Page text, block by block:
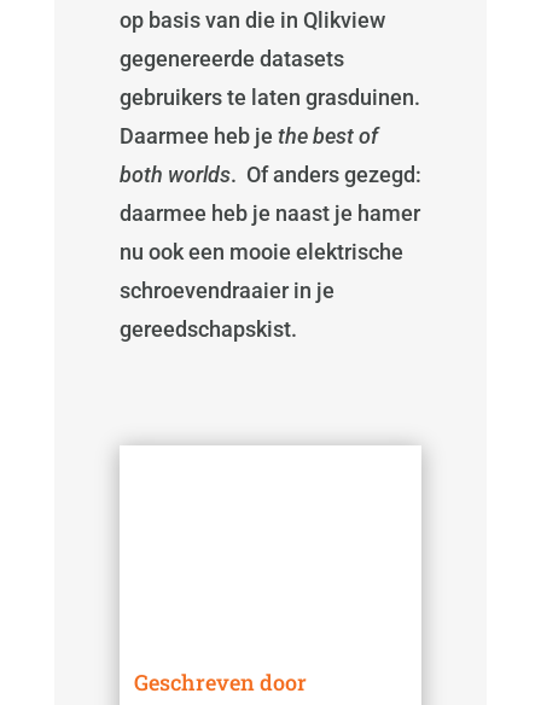
op basis van die in Qlikview
gegenereerde datasets
gebruikers te laten grasduinen.
Daarmee heb je the best of
both worlds. Of anders gezegd:
daarmee heb je naast je hamer
nu ook een mooie elektrische
schroevendraaier in je
gereedschapskist.
Geschreven door